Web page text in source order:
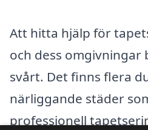
Att hitta hjälp för
och dess omgivningar
svårt. Det finns flera
närliggande städer
professionell